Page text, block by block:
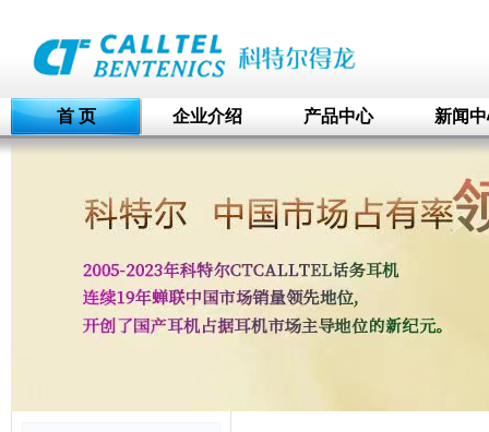
首 页 企业介绍 产品中心 新闻